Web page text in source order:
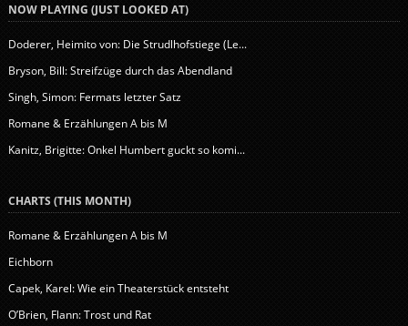
NOW PLAYING (JUST LOOKED AT)
Doderer, Heimito von: Die Strudlhofstiege (Le...
Bryson, Bill: Streifzüge durch das Abendland
Singh, Simon: Fermats letzter Satz
Romane & Erzählungen A bis M
Kanitz, Brigitte: Onkel Humbert guckt so komi...
CHARTS (THIS MONTH)
Romane & Erzählungen A bis M
Eichborn
Capek, Karel: Wie ein Theaterstück entsteht
O’Brien, Flann: Trost und Rat